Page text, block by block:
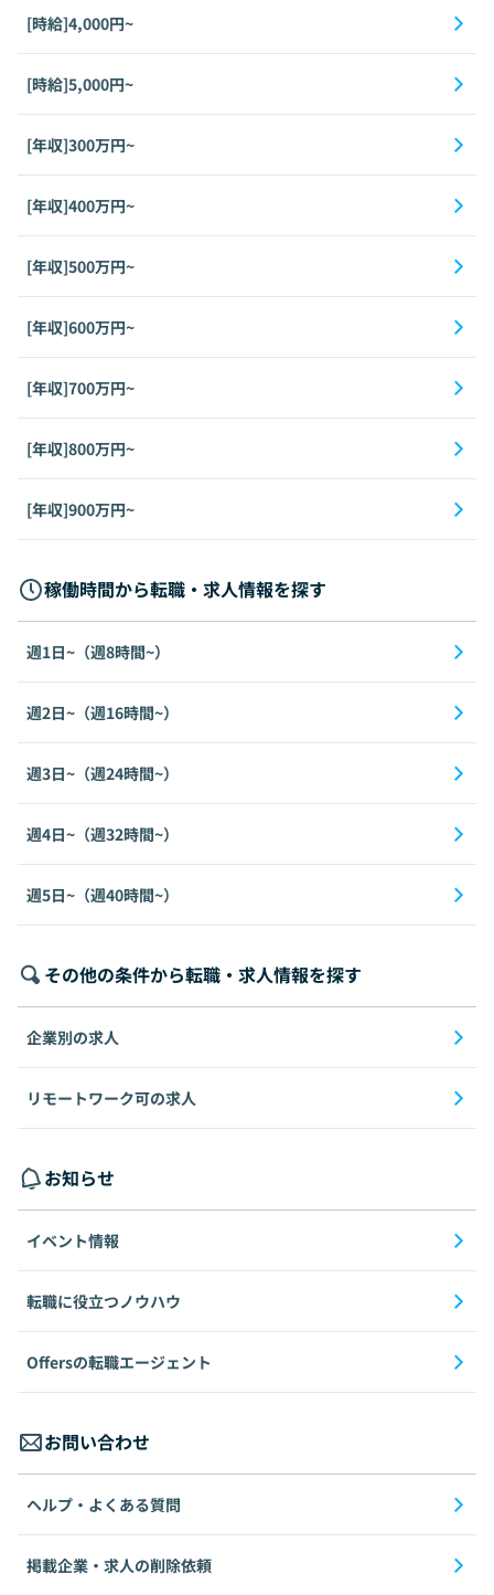
[時給]4,000円~
[時給]5,000円~
[年収]300万円~
[年収]400万円~
[年収]500万円~
[年収]600万円~
[年収]700万円~
[年収]800万円~
[年収]900万円~
稼働時間から転職・求人情報を探す
週1日~（週8時間~）
週2日~（週16時間~）
週3日~（週24時間~）
週4日~（週32時間~）
週5日~（週40時間~）
その他の条件から転職・求人情報を探す
企業別の求人
リモートワーク可の求人
お知らせ
イベント情報
転職に役立つノウハウ
Offersの転職エージェント
お問い合わせ
ヘルプ・よくある質問
掲載企業・求人の削除依頼